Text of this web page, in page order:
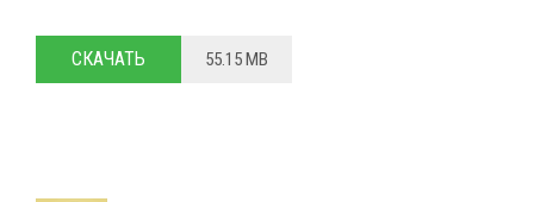
СКАЧАТЬ 55.15 MB